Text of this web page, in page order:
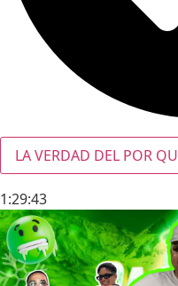
LA VERDAD DEL POR
1:29:43